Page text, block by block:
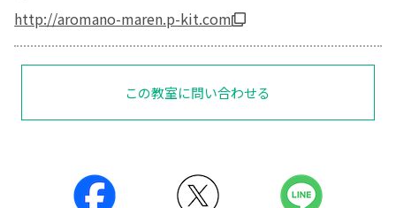
http://aromano-maren.p-kit.com
この教室に問い合わせる